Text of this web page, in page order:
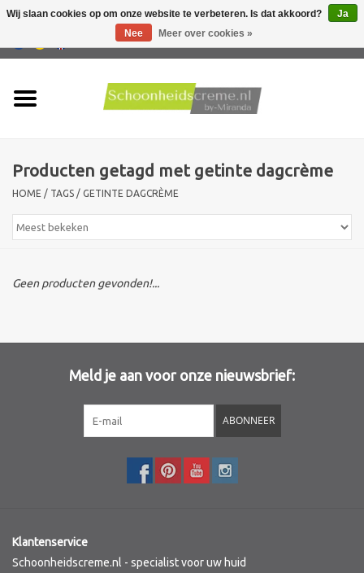
Producten
Huidproblemen
Pascaud
Producten getagd met getinte dagcrème
HOME / TAGS / GETINTE DAGCRÈME
Geen producten gevonden!...
Meld je aan voor onze nieuwsbrief:
ABONNEER
Klantenservice
Schoonheidscreme.nl - specialist voor uw huid
Wij slaan cookies op om onze website te verbeteren. Is dat akkoord?
Ja
Nee
Meer over cookies »